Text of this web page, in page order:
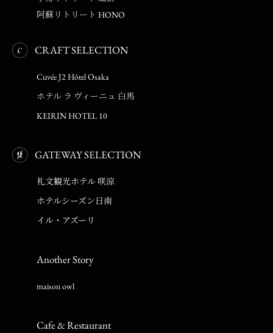
阿蘇リトリート HONO
CRAFT SELECTION
Cuvée J2 Hôtel Osaka
ホテル ラ ヴィーニュ 白馬
KEIRIN HOTEL 10
GATEWAY SELECTION
礼文観光ホテル 咲涼
ホテルシーズン日南
イル・アズーリ
Another Story
maison owl
Cafe & Restaurant